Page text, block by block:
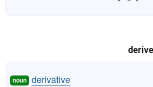
noun derivative